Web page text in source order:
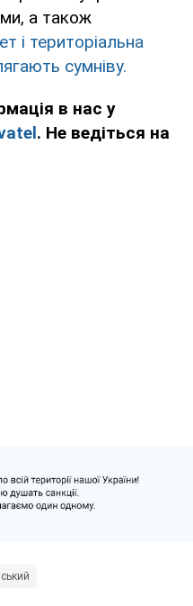
а також
і територіальна
сумніву.
в нас у
. Не ведіться на